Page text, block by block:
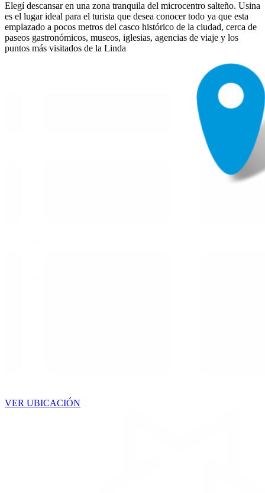
Elegí descansar en una zona tranquila del microcentro salteño. Usina
es el lugar ideal para el turista que desea conocer todo ya que esta
emplazado a pocos metros del casco histórico de la ciudad, cerca de
paseos gastronómicos, museos, iglesias, agencias de viaje y los
puntos más visitados de la Linda
VER UBICACIÓN